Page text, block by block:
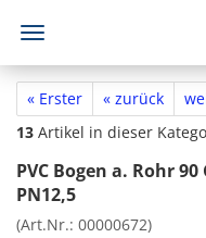
« Erster « zurück
13 Artikel in dieser
PVC Bogen a. Rohr
PN12,5
(Art.Nr.: 00000672)